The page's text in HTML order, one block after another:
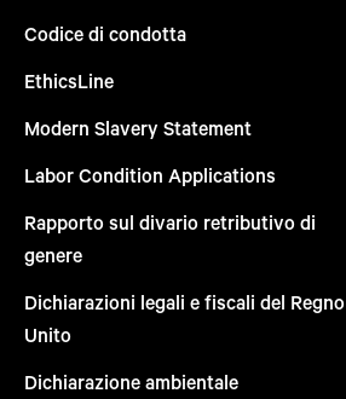
Codice di condotta
EthicsLine
Modern Slavery Statement
Labor Condition Applications
Rapporto sul divario retributivo di
genere
Dichiarazioni legali e fiscali del Regno
Unito
Dichiarazione ambientale